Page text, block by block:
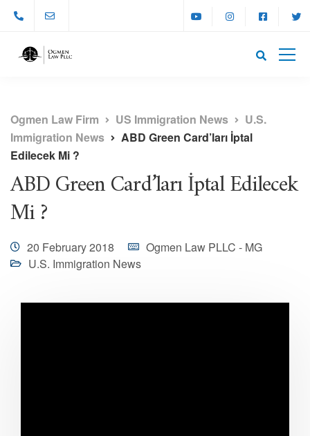
Ogmen Law Firm US Immigration News
U.S.
Immigration News
ABD Green Card’ları İptal
Edilecek Mi ?
ABD Green Card’ları İptal Edilecek
Mi ?
20 February 2018
Ogmen Law PLLC - MG
U.S. Immigration News